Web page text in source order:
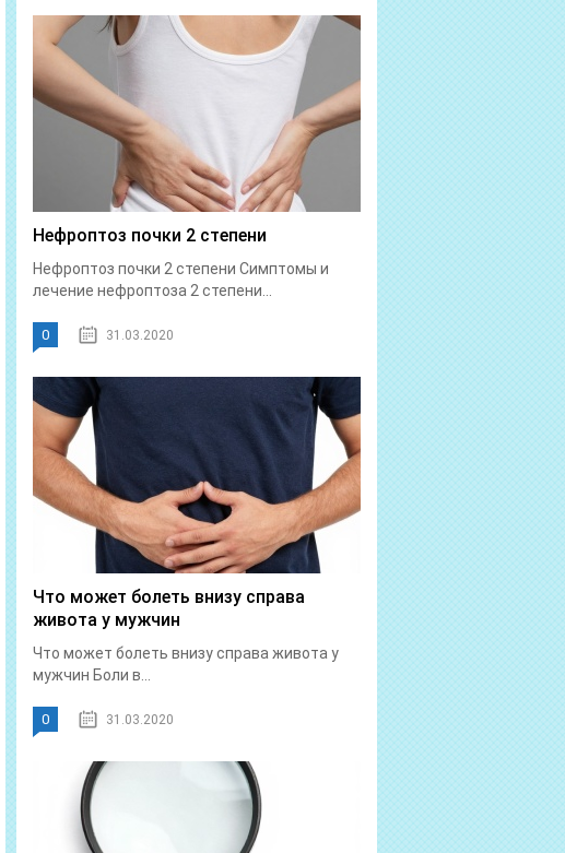
Нефроптоз почки 2 степени
Нефроптоз почки 2 степени Симптомы и
лечение нефроптоза 2 степени...
0 31.03.2020
Что может болеть внизу справа
живота у мужчин
Что может болеть внизу справа живота у
мужчин Боли в...
0 31.03.2020